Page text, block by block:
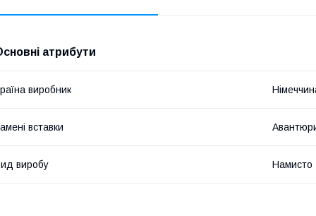
атрибути
виробник
вставки
виробу Намисто